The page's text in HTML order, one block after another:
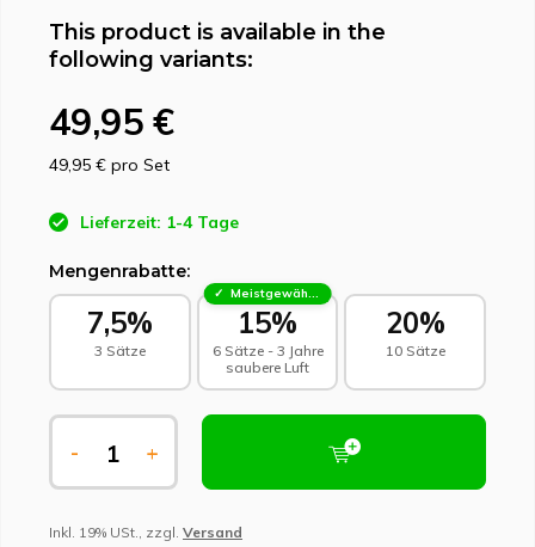
This product is available in the
following variants:
49,95 €
49,95 € pro Set
Lieferzeit: 1-4 Tage
Mengenrabatte:
7,5%
3 Sätze
Meistgewählt - Nachhaltige Wahl
15%
6 Sätze - 3 Jahre
saubere Luft
20%
10 Sätze
- +
Inkl. 19% USt., zzgl. Versand